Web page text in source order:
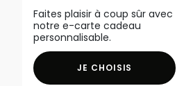
Faites plaisir à coup sûr avec
notre e-carte cadeau
personnalisable.
JE CHOISIS